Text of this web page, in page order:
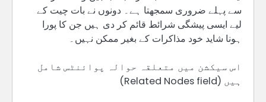
سے پہلے ضروری سمجھتا ہے۔ دونوں نے بات چیت کے
لیے ایسی پیشگی شرائط قائم کر دی ہیں جن کا پورا
ہونا شاید خود مذاکرات کے بغیر ممکن نہیں۔
اس سیکشن میں متعلقہ حوالہ پوائنٹس شامل
ہیں (Related Nodes field)